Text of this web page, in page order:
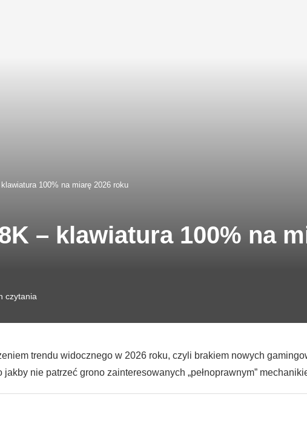
100% na miarę 2026 roku
– klawiatura 100% na
czytania
trendu widocznego w 2026 roku, czyli brakiem nowych
nie patrzeć grono zainteresowanych „pełnoprawnym”